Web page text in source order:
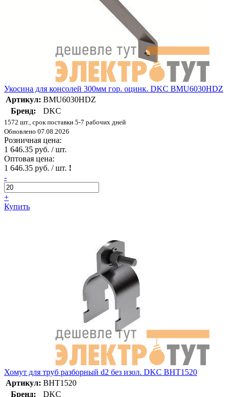
Укосина для консолей 300мм гор. оцинк. DKC BMU6030HDZ
Артикул: BMU6030HDZ
Бренд:
DKC
1572 шт., срок поставки 5-7 рабочих дней
Обновлено 07.08.2026
Розничная цена:
1 646.35 руб. / шт.
Оптовая цена:
1 646.35 руб. / шт. !
-
+
Купить
Хомут для труб разборный d2 без изол. DKC BHT1520
Артикул: BHT1520
Бренд:
DKC